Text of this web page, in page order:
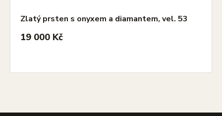
Zlatý prsten s onyxem a diamantem, vel. 53
19 000 Kč